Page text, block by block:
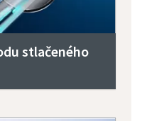
stlačeného